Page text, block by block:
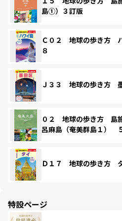
島①）３訂版
Ｃ０２ 地球の歩き方
８
Ｊ３３ 地球の歩き方
０２ 地球の歩き方
呂麻島（奄美群島１）
Ｄ１７ 地球の歩き方
特設ページ